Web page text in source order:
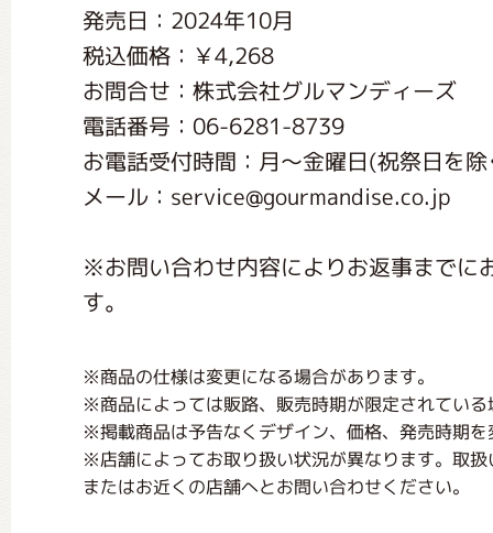
発売日：2024年10月
税込価格：￥4,268
お問合せ：株式会社グルマンディーズ
電話番号：06-6281-8739
お電話受付時間：月〜金曜日(祝祭日を
メール：service@gourmandise.co.jp
※お問い合わせ内容によりお返事までに
す。
※商品の仕様は変更になる場合があります。
※商品によっては販路、販売時期が限定されてい
※掲載商品は予告なくデザイン、価格、発売時期
※店舗によってお取り扱い状況が異なります。取
またはお近くの店舗へとお問い合わせください。